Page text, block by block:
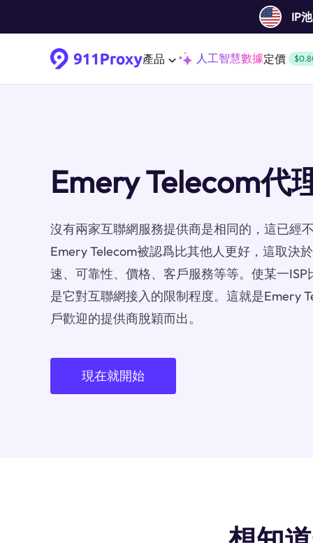
IP
產品 人工智慧數據定價
Emery Telecom代
沒有兩家互聯網服務提供商是相同的，這已經
Emery Telecom被認爲比其他人更好，這取決
速、可靠性、價格、客戶服務等等。使某一
是它對互聯網接入的限制程度。這就是Emery
戶歡迎的提供商脫穎而出。
現在就開始